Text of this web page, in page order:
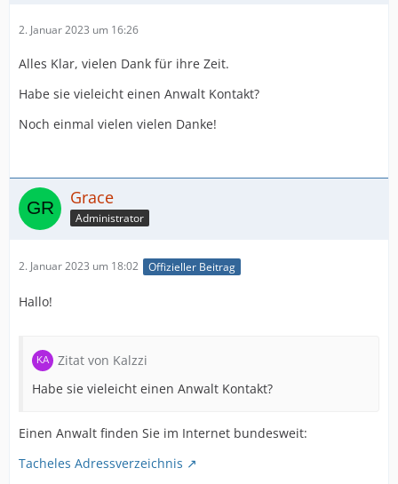
2. Januar 2023 um 16:26
Alles Klar, vielen Dank für ihre Zeit.
Habe sie vieleicht einen Anwalt Kontakt?
Noch einmal vielen vielen Danke!
Grace
Administrator
2. Januar 2023 um 18:02 Offizieller Beitrag
Hallo!
Zitat von Kalzzi
Habe sie vieleicht einen Anwalt Kontakt?
Einen Anwalt finden Sie im Internet bundesweit:
Tacheles Adressverzeichnis